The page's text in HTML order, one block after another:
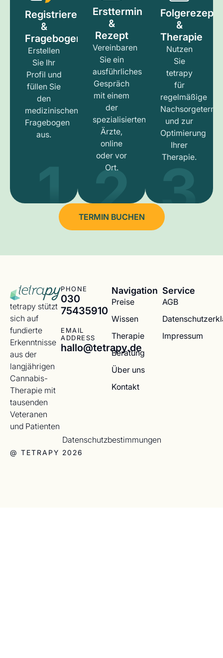
Registrieren
&
Fragebogen
Erstellen
Sie Ihr
Profil und
füllen Sie
den
medizinischen
Fragebogen
aus.
1
Ersttermin
&
Rezept
Vereinbaren
Sie ein
ausführliches
Gespräch
mit einem
der
spezialisierten
Ärzte,
online
oder vor
Ort.
2
Folgerezept
&
Therapie
Nutzen
Sie
tetrapy
für
regelmäßige
und zur
Optimierung
Ihrer
Therapie.
3
TERMIN BUCHEN
tetrapy stützt
sich auf
fundierte
Erkenntnisse
aus der
langjährigen
Cannabis-
Therapie mit
tausenden
Veteranen
und Patienten
PHONE
030
75435910
EMAIL
ADDRESS
hallo@tetrapy.de
Navigation
Preise
Wissen
Therapie
Beratung
Über uns
Kontakt
Service
AGB
Impressum
@ TETRAPY 2026
Datenschutzbestimmungen